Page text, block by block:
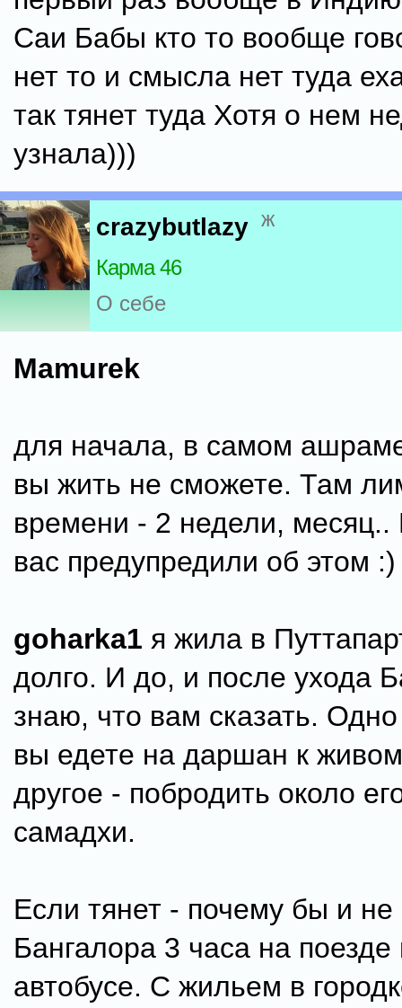
Саи Бабы кто то вообще
нет то и смысла нет туда
так тянет туда Хотя о нем
узнала)))
crazybutlazy ж
Карма 46
О себе
Mamurek
для начала, в самом
вы жить не сможете. Там
времени - 2 недели,
вас предупредили об этом :)
goharka1 я жила в
долго. И до, и после ухода
знаю, что вам сказать.
вы едете на даршан к
другое - побродить около
самадхи.
Если тянет - почему бы и не
Бангалора 3 часа на поезде
автобусе. С жильем в